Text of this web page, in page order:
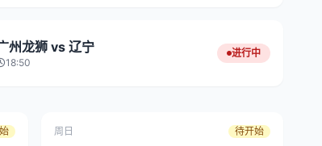
州龙狮 vs 辽宁
18:50
进行中
周日 待开始